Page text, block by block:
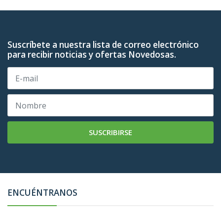
Suscríbete a nuestra lista de correo electrónico
para recibir noticias y ofertas Novedosas.
SUSCRIBIRSE
ENCUÉNTRANOS